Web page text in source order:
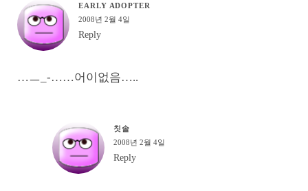
EARLY ADOPTER
2008년 2월 4일
Reply
…ㅡ_-……어이없음…..
칫솔
2008년 2월 4일
Reply